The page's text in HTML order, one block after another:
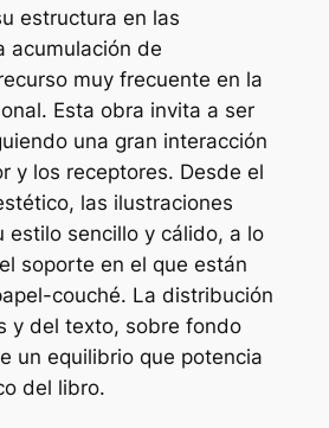
estructura en las
acumulación de
muy frecuente en la
Esta obra invita a ser
una gran interacción
y los receptores. Desde el
las ilustraciones
estilo sencillo y cálido, a lo
soporte en el que están
couché. La distribución
y del texto, sobre fondo
un equilibrio que potencia
del libro.